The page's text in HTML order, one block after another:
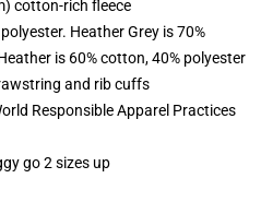
cotton-rich fleece
Heather Grey is 70%
is 60% cotton, 40% polyester
and rib cuffs
Responsible Apparel Practices
go 2 sizes up